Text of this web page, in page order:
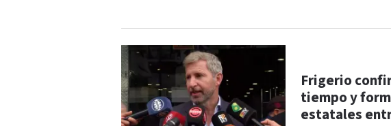
Frigerio
tiempo y
estatales